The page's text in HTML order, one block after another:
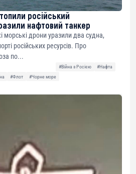
російський
нафтовий танкер
морські дрони уразили два судна,
російських ресурсів. Про
по...
#Війна з Росією
#Нафта
#Флот
#Чорне море